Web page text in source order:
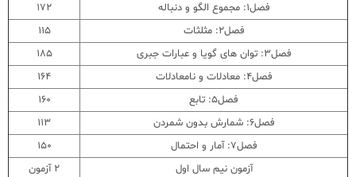
فصل1: مجموع الگو و دنباله
172
فصل2: مثلثات
115
فصل3: توان های گویا و عبارات جبری
185
فصل4: معادلات و نامعادلات
164
فصل5: تابع
160
فصل6: شمارش بدون شمردن
113
فصل7: آمار و احتمال
150
آزمون نیم سال اول
2 آزمون